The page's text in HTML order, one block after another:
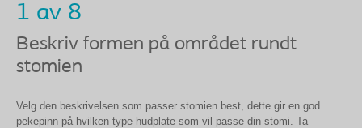
1 av 8
Beskriv formen på området rundt
stomien
Velg den beskrivelsen som passer stomien best, dette gir en god
pekepinn på hvilken type hudplate som vil passe din stomi. Ta